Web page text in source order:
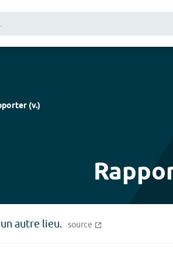
(v.)
autre lieu. source